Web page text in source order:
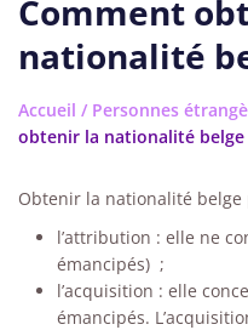
Comment
nationalité
Accueil / Personnes
obtenir la nationalité belge
Obtenir la nationalité belge
l’attribution : elle ne
émancipés) ;
l’acquisition : elle
émancipés.